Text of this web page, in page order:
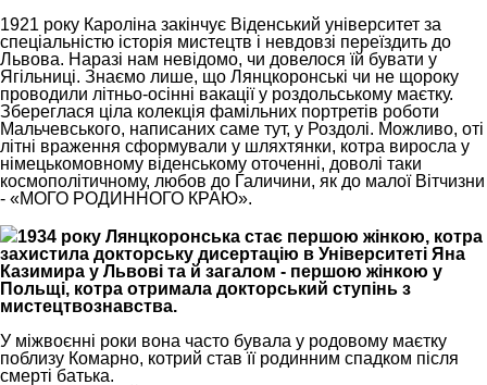
1921 року Кароліна закінчує Віденський університет за
спеціальністю історія мистецтв і невдовзі переїздить до
Львова. Наразі нам невідомо, чи довелося їй бувати у
Ягільниці. Знаємо лише, що Лянцкоронські чи не щороку
проводили літньо-осінні вакації у роздольському маєтку.
Збереглася ціла колекція фамільних портретів роботи
Мальчевського, написаних саме тут, у Роздолі. Можливо, оті
літні враження сформували у шляхтянки, котра виросла у
німецькомовному віденському оточенні, доволі таки
космополітичному, любов до Галичини, як до малої Вітчизни
- «МОГО РОДИННОГО КРАЮ».
1934 року Лянцкоронська стає першою жінкою, котра
захистила докторську дисертацію в Університеті Яна
Казимира у Львові та й загалом - першою жінкою у
Польщі, котра отримала докторський ступінь з
мистецтвознавства.
У міжвоєнні роки вона часто бувала у родовому маєтку
поблизу Комарно, котрий став її родинним спадком після
смерті батька.